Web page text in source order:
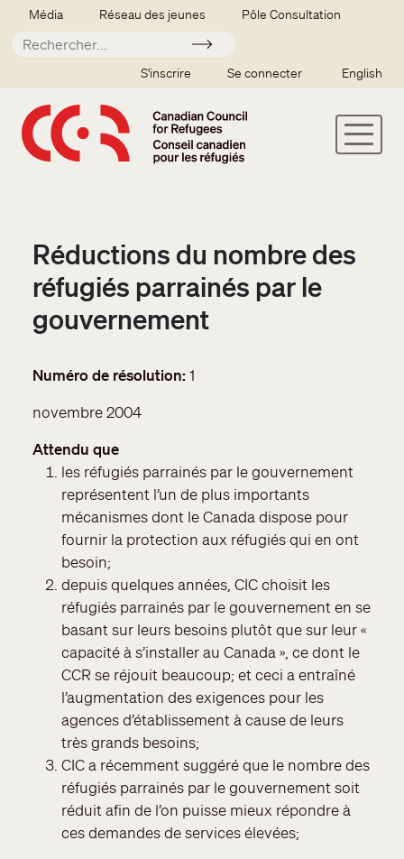
Aller au contenu principal
Secondary menu
Média Réseau des jeunes Pôle Consultation
Soumettre
SSO user menu
S'inscrire Se connecter English
Réductions du nombre des
réfugiés parrainés par le
gouvernement
Numéro de résolution 1
novembre 2004
Attendu que
les réfugiés parrainés par le gouvernement
représentent l’un de plus importants
mécanismes dont le Canada dispose pour
fournir la protection aux réfugiés qui en ont
besoin;
depuis quelques années, CIC choisit les
réfugiés parrainés par le gouvernement en se
basant sur leurs besoins plutôt que sur leur «
capacité à s’installer au Canada », ce dont le
CCR se réjouit beaucoup; et ceci a entraîné
l’augmentation des exigences pour les
agences d’établissement à cause de leurs
très grands besoins;
CIC a récemment suggéré que le nombre des
réfugiés parrainés par le gouvernement soit
réduit afin de l’on puisse mieux répondre à
ces demandes de services élevées;